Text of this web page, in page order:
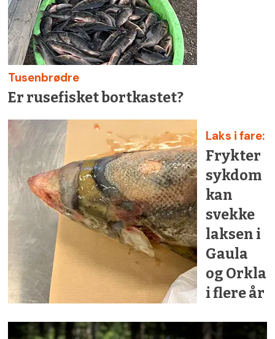
Tusenbrødre
Er rusefisket bortkastet?
Laks i fare:
Frykter
sykdom
kan
svekke
laksen i
Gaula
og Orkla
i flere år